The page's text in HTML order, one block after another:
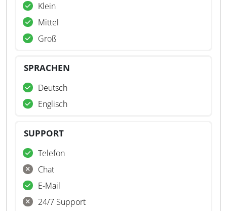
Klein
Mittel
Groß
SPRACHEN
Deutsch
Englisch
SUPPORT
Telefon
Chat
E-Mail
24/7 Support